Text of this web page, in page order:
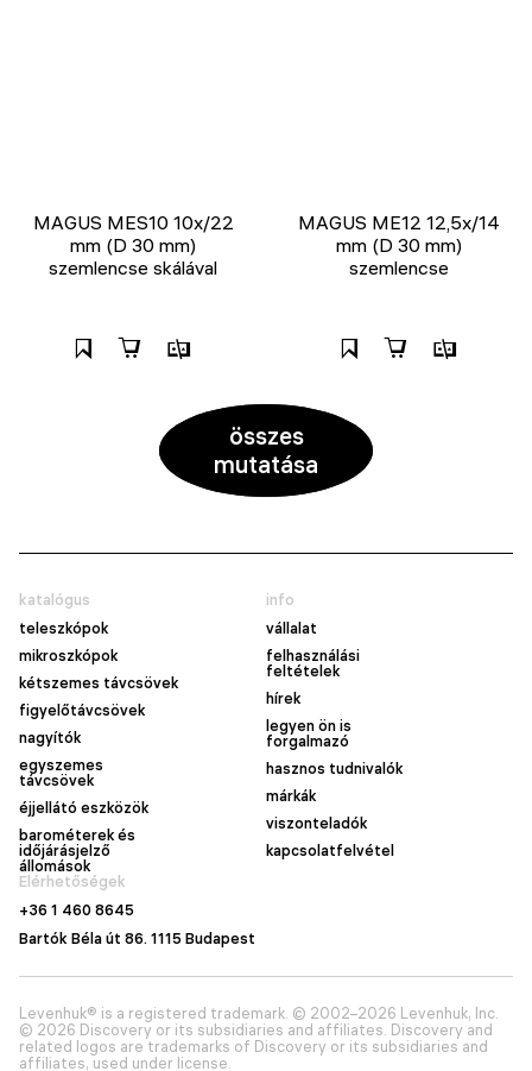
MAGUS MES10 10х/22
mm (D 30 mm)
szemlencse skálával
MAGUS ME12 12,5х/14
mm (D 30 mm)
szemlencse
összes
mutatása
katalógus
teleszkópok
mikroszkópok
kétszemes távcsövek
figyelőtávcsövek
nagyítók
egyszemes
távcsövek
éjjellátó eszközök
barométerek és
időjárásjelző
állomások
info
vállalat
felhasználási
feltételek
hírek
legyen ön is
forgalmazó
hasznos tudnivalók
márkák
viszonteladók
kapcsolatfelvétel
Elérhetőségek
+36 1 460 8645
Bartók Béla út 86. 1115 Budapest
Levenhuk® is a registered trademark. © 2002–2026 Levenhuk, Inc.
© 2026 Discovery or its subsidiaries and affiliates. Discovery and
related logos are trademarks of Discovery or its subsidiaries and
affiliates, used under license.